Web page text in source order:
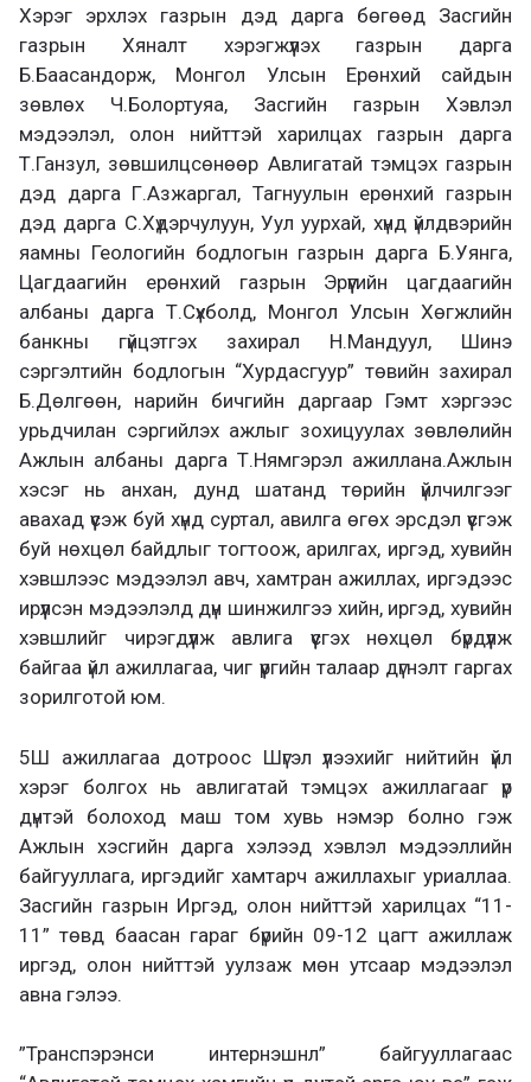
Хэрэг эрхлэх газрын дэд дарга бөгөөд Засгийн
газрын Хяналт хэрэгжүүлэх газрын дарга
Б.Баасандорж, Монгол Улсын Ерөнхий сайдын
зөвлөх Ч.Болортуяа, Засгийн газрын Хэвлэл
мэдээлэл, олон нийттэй харилцах газрын дарга
Т.Ганзул, зөвшилцсөнөөр Авлигатай тэмцэх газрын
дэд дарга Г.Азжаргал, Тагнуулын ерөнхий газрын
дэд дарга С.Хүдэрчулуун, Уул уурхай, хүнд үйлдвэрийн
яамны Геологийн бодлогын газрын дарга Б.Уянга,
Цагдаагийн ерөнхий газрын Эрүүгийн цагдаагийн
албаны дарга Т.Сүхболд, Монгол Улсын Хөгжлийн
банкны гүйцэтгэх захирал Н.Мандуул, Шинэ
сэргэлтийн бодлогын “Хурдасгуур” төвийн захирал
Б.Дөлгөөн, нарийн бичгийн даргаар Гэмт хэргээс
урьдчилан сэргийлэх ажлыг зохицуулах зөвлөлийн
Ажлын албаны дарга Т.Нямгэрэл ажиллана.Ажлын
хэсэг нь анхан, дунд шатанд төрийн үйлчилгээг
авахад үүсэж буй хүнд суртал, авилга өгөх эрсдэл үүсгэж
буй нөхцөл байдлыг тогтоож, арилгах, иргэд, хувийн
хэвшлээс мэдээлэл авч, хамтран ажиллах, иргэдээс
ирүүлсэн мэдээлэлд дүн шинжилгээ хийн, иргэд, хувийн
хэвшлийг чирэгдүүлж авлига үүсгэх нөхцөл бүрдүүлж
байгаа үйл ажиллагаа, чиг үүргийн талаар дүгнэлт гаргах
зорилготой юм.
5Ш ажиллагаа дотроос Шүгэл үлээхийг нийтийн үйл
хэрэг болгох нь авлигатай тэмцэх ажиллагааг үр
дүнтэй болоход маш том хувь нэмэр болно гэж
Ажлын хэсгийн дарга хэлээд хэвлэл мэдээллийн
байгууллага, иргэдийг хамтарч ажиллахыг уриаллаа.
Засгийн газрын Иргэд, олон нийттэй харилцах “11-
11” төвд баасан гараг бүрийн 09-12 цагт ажиллаж
иргэд, олон нийттэй уулзаж мөн утсаар мэдээлэл
авна гэлээ.
”Транспэрэнси интернэшнл” байгууллагаас